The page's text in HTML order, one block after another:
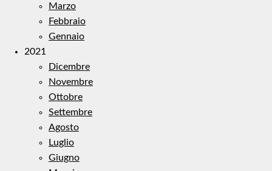
Marzo
Febbraio
Gennaio
2021
Dicembre
Novembre
Ottobre
Settembre
Agosto
Luglio
Giugno